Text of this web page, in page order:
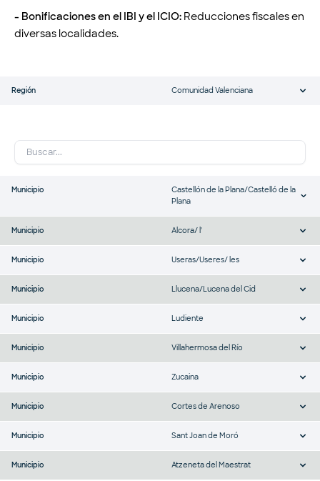
- Bonificaciones en el IBI y el ICIO: Reducciones fiscales en
diversas localidades.
Región Comunidad Valenciana
Municipio
Castellón de la Plana/Castelló de la
Plana
Municipio Alcora/ l'
Municipio Useras/Useres/ les
Municipio Llucena/Lucena del Cid
Municipio Ludiente
Municipio Villahermosa del Río
Municipio Zucaina
Municipio Cortes de Arenoso
Municipio Sant Joan de Moró
Municipio Atzeneta del Maestrat